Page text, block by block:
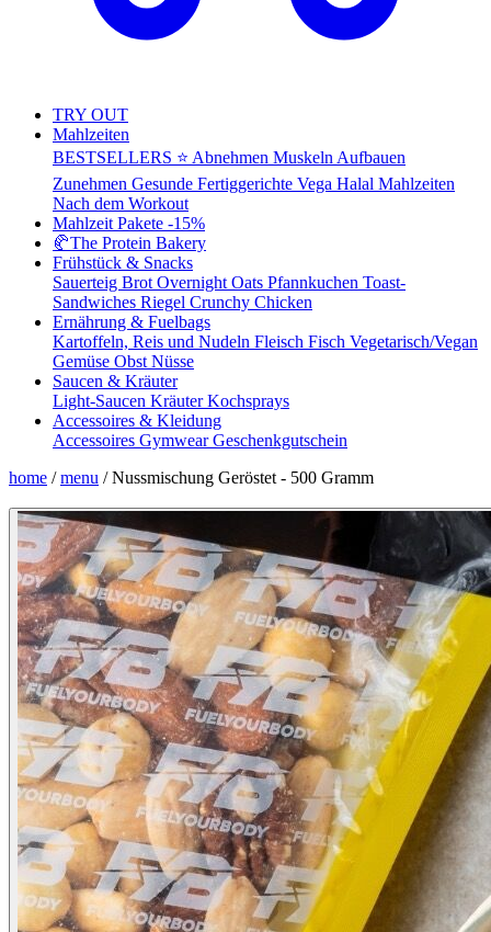
TRY OUT
Mahlzeiten
BESTSELLERS ⭐ Abnehmen Muskeln Aufbauen
Zunehmen Gesunde Fertiggerichte Vega Halal Mahlzeiten
Nach dem Workout
Mahlzeit Pakete -15%
🥐The Protein Bakery
Frühstück & Snacks
Sauerteig Brot Overnight Oats Pfannkuchen Toast-
Sandwiches Riegel Crunchy Chicken
Ernährung & Fuelbags
Kartoffeln, Reis und Nudeln Fleisch Fisch Vegetarisch/Vegan
Gemüse Obst Nüsse
Saucen & Kräuter
Light-Saucen KräuterKochsprays
Accessoires & Kleidung
Accessoires GymwearGeschenkgutschein
home / menu / Nussmischung Geröstet - 500 Gramm